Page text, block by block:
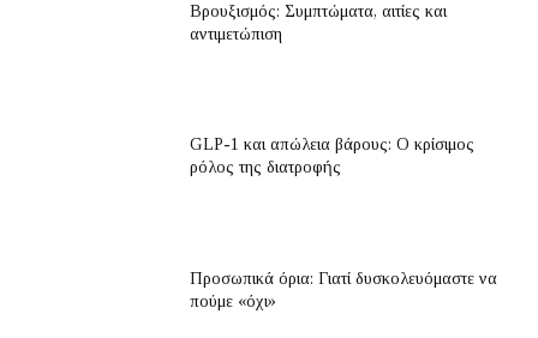
Βρουξισμός: Συμπτώματα, αιτίες και
αντιμετώπιση
GLP-1 και απώλεια βάρους: Ο κρίσιμος
ρόλος της διατροφής
Προσωπικά όρια: Γιατί δυσκολευόμαστε να
πούμε «όχι»